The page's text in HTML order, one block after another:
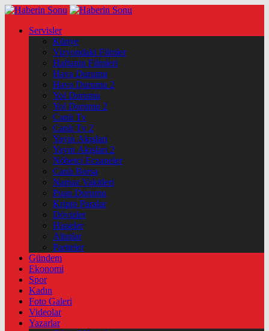
Servisler
Künye
Vizyondaki Filmler
Haftanin Filmleri
Hava Durumu
Hava Durumu 2
Yol Durumu
Yol Durumu 2
Canlı Tv
Canlı Tv 2
Yayın Akışları
Yayın Akışları 2
Nöbetçi Eczaneler
Canlı Borsa
Namaz Vakitleri
Puan Durumu
Kripto Paralar
Dövizler
Hisseler
Altınlar
Pariteler
Gündem
Ekonomi
Spor
Kadın
Foto Galeri
Videolar
Yazarlar